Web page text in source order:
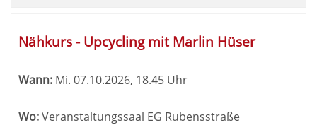
Nähkurs - Upcycling mit Marlin Hüser
Wann: Mi. 07.10.2026, 18.45 Uhr
Wo:Veranstaltungssaal EG Rubensstraße